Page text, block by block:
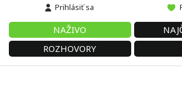
Prihlásiť sa
NAŽIVO
ROZHOVORY